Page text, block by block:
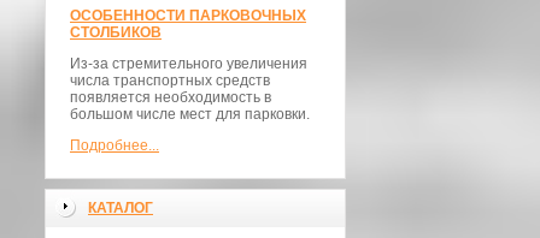
ОСОБЕННОСТИ ПАРКОВОЧНЫХ
СТОЛБИКОВ
Из-за стремительного увеличения
числа транспортных средств
появляется необходимость в
большом числе мест для парковки.
Подробнее...
КАТАЛОГ